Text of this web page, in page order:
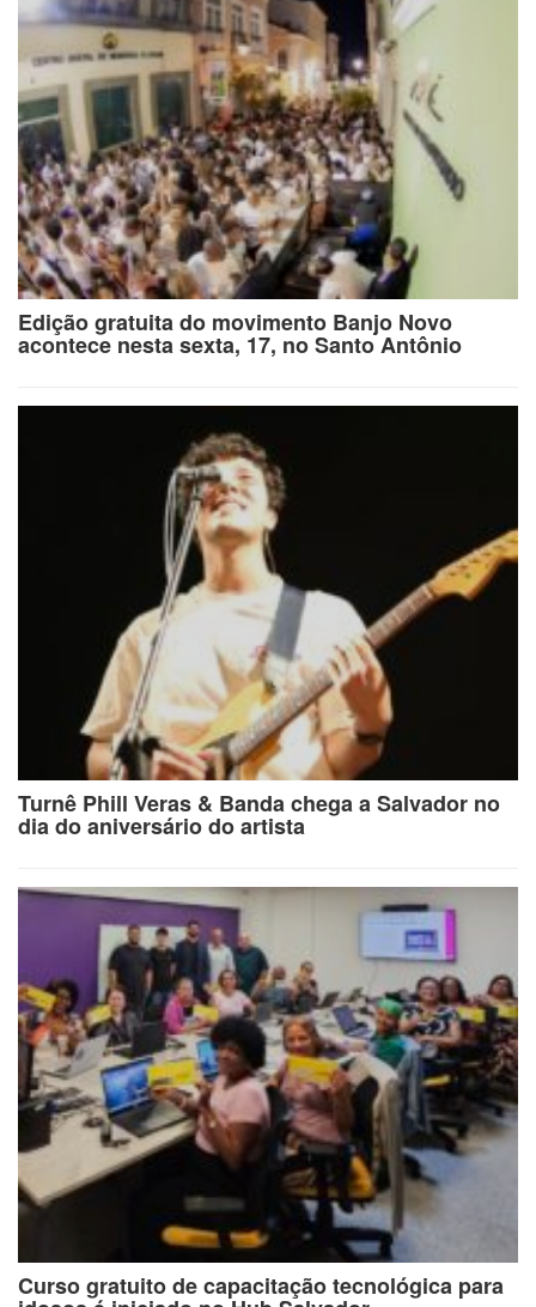
Edição gratuita do movimento Banjo Novo
acontece nesta sexta, 17, no Santo Antônio
Turnê Phill Veras & Banda chega a Salvador no
dia do aniversário do artista
Curso gratuito de capacitação tecnológica para